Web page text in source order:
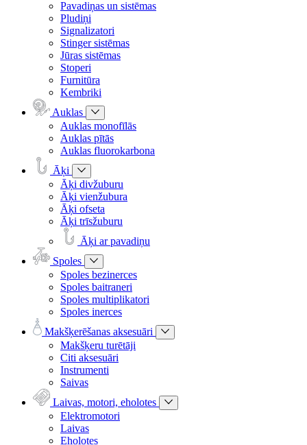
Pavadiņas un sistēmas
Pludiņi
Signalizatori
Stinger sistēmas
Jūras sistēmas
Stoperi
Furnitūra
Kembriki
Auklas
Auklas monofīlās
Auklas pītās
Auklas fluorokarbona
Āķi
Āķi divžuburu
Āķi vienžubura
Āķi ofseta
Āķi trīsžuburu
Āķi ar pavadiņu
Spoles
Spoles bezinerces
Spoles baitraneri
Spoles multiplikatori
Spoles inerces
Makšķerēšanas aksesuāri
Makšķeru turētāji
Citi aksesuāri
Instrumenti
Saivas
Laivas, motori, eholotes
Elektromotori
Laivas
Eholotes